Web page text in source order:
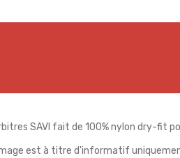
SAVI fait de 100% nylon dry-fit
est à titre d'informatif